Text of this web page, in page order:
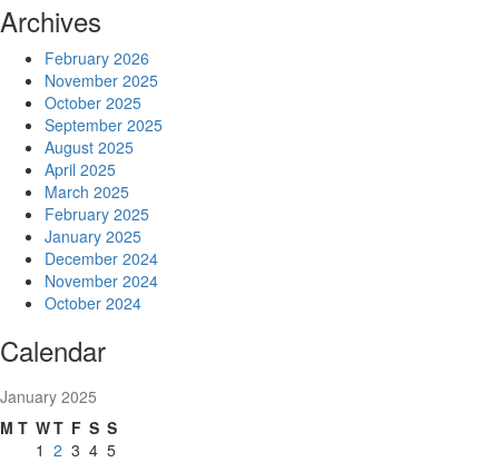
Archives
February 2026
November 2025
October 2025
September 2025
August 2025
April 2025
March 2025
February 2025
January 2025
December 2024
November 2024
October 2024
Calendar
January 2025
M T WT F S S
1 2 3 4 5